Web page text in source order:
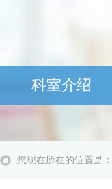
科室介绍
您现在所在的位置是：